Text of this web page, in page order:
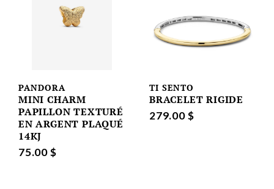
PANDORA
MINI CHARM
PAPILLON TEXTURÉ
EN ARGENT PLAQUÉ
14KJ
75.00 $
TI SENTO
BRACELET RIGIDE
279.00 $